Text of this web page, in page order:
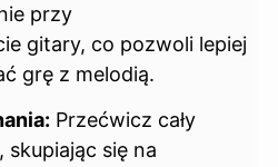
przy
gitary, co pozwoli lepiej
grę z melodią.
Przećwicz cały
się na